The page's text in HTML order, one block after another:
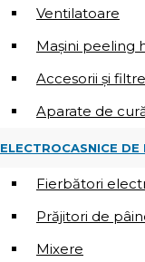
Ventilatoare
Mașini peeling
Accesorii și
Aparate de
ELECTROCASNICE DE
Fierbători
Prăjitori de
Mixere